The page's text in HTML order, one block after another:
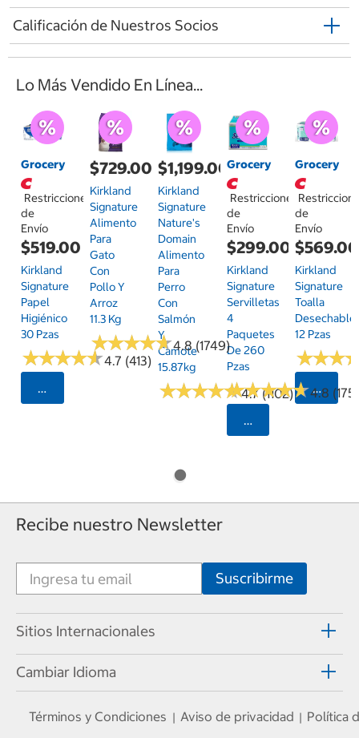
Calificación de Nuestros Socios
Lo Más Vendido En Línea...
Grocery
Restricciones
de
Envío
$519.00
Kirkland
Signature
Papel
Higiénico
30 Pzas
★★★★★
★★★★★4.7 (413)
Seleccionar Código Postal
$729.00
Kirkland
Signature
Alimento
Para
Gato
Con
Pollo Y
Arroz
11.3 Kg
★★★★★
★★★★★4.8 (1749)
$1,199.00
Kirkland
Signature
Nature's
Domain
Alimento
Para
Perro
Con
Salmón
Y
Camote
15.87kg
★★★★★
★★★★★4.7 (1102)
Grocery
Restricciones
de
Envío
$299.00
Kirkland
Signature
Servilletas
4
Paquetes
De 260
Pzas
★★★★★
★★★★★4.8 (175)
Seleccionar
Grocery
de
Envío
$569.00
Kirkland
Signature
Toalla
Desechable
12 Pzas
★★★
★★★
Recibe nuestro Newsletter
Sitios Internacionales
Cambiar Idioma
Términos y Condiciones | Aviso de privacidad | Política